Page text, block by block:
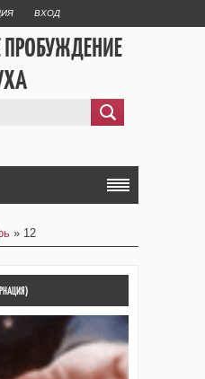
ВХОД
» 12